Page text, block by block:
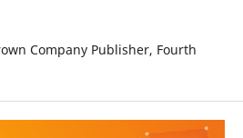
Company Publisher, Fourth